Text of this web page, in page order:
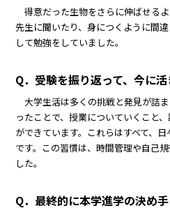
得意だった生物をさらに伸ばせる
先生に聞いたり、身につくように間
して勉強をしていました。
Q．受験を振り返って、今に
大学生活は多くの挑戦と発見が詰
ったことで、授業についていくこと
ができています。これらはすべて、
です。この習慣は、時間管理や自己
した。
Q．最終的に本学進学の決め